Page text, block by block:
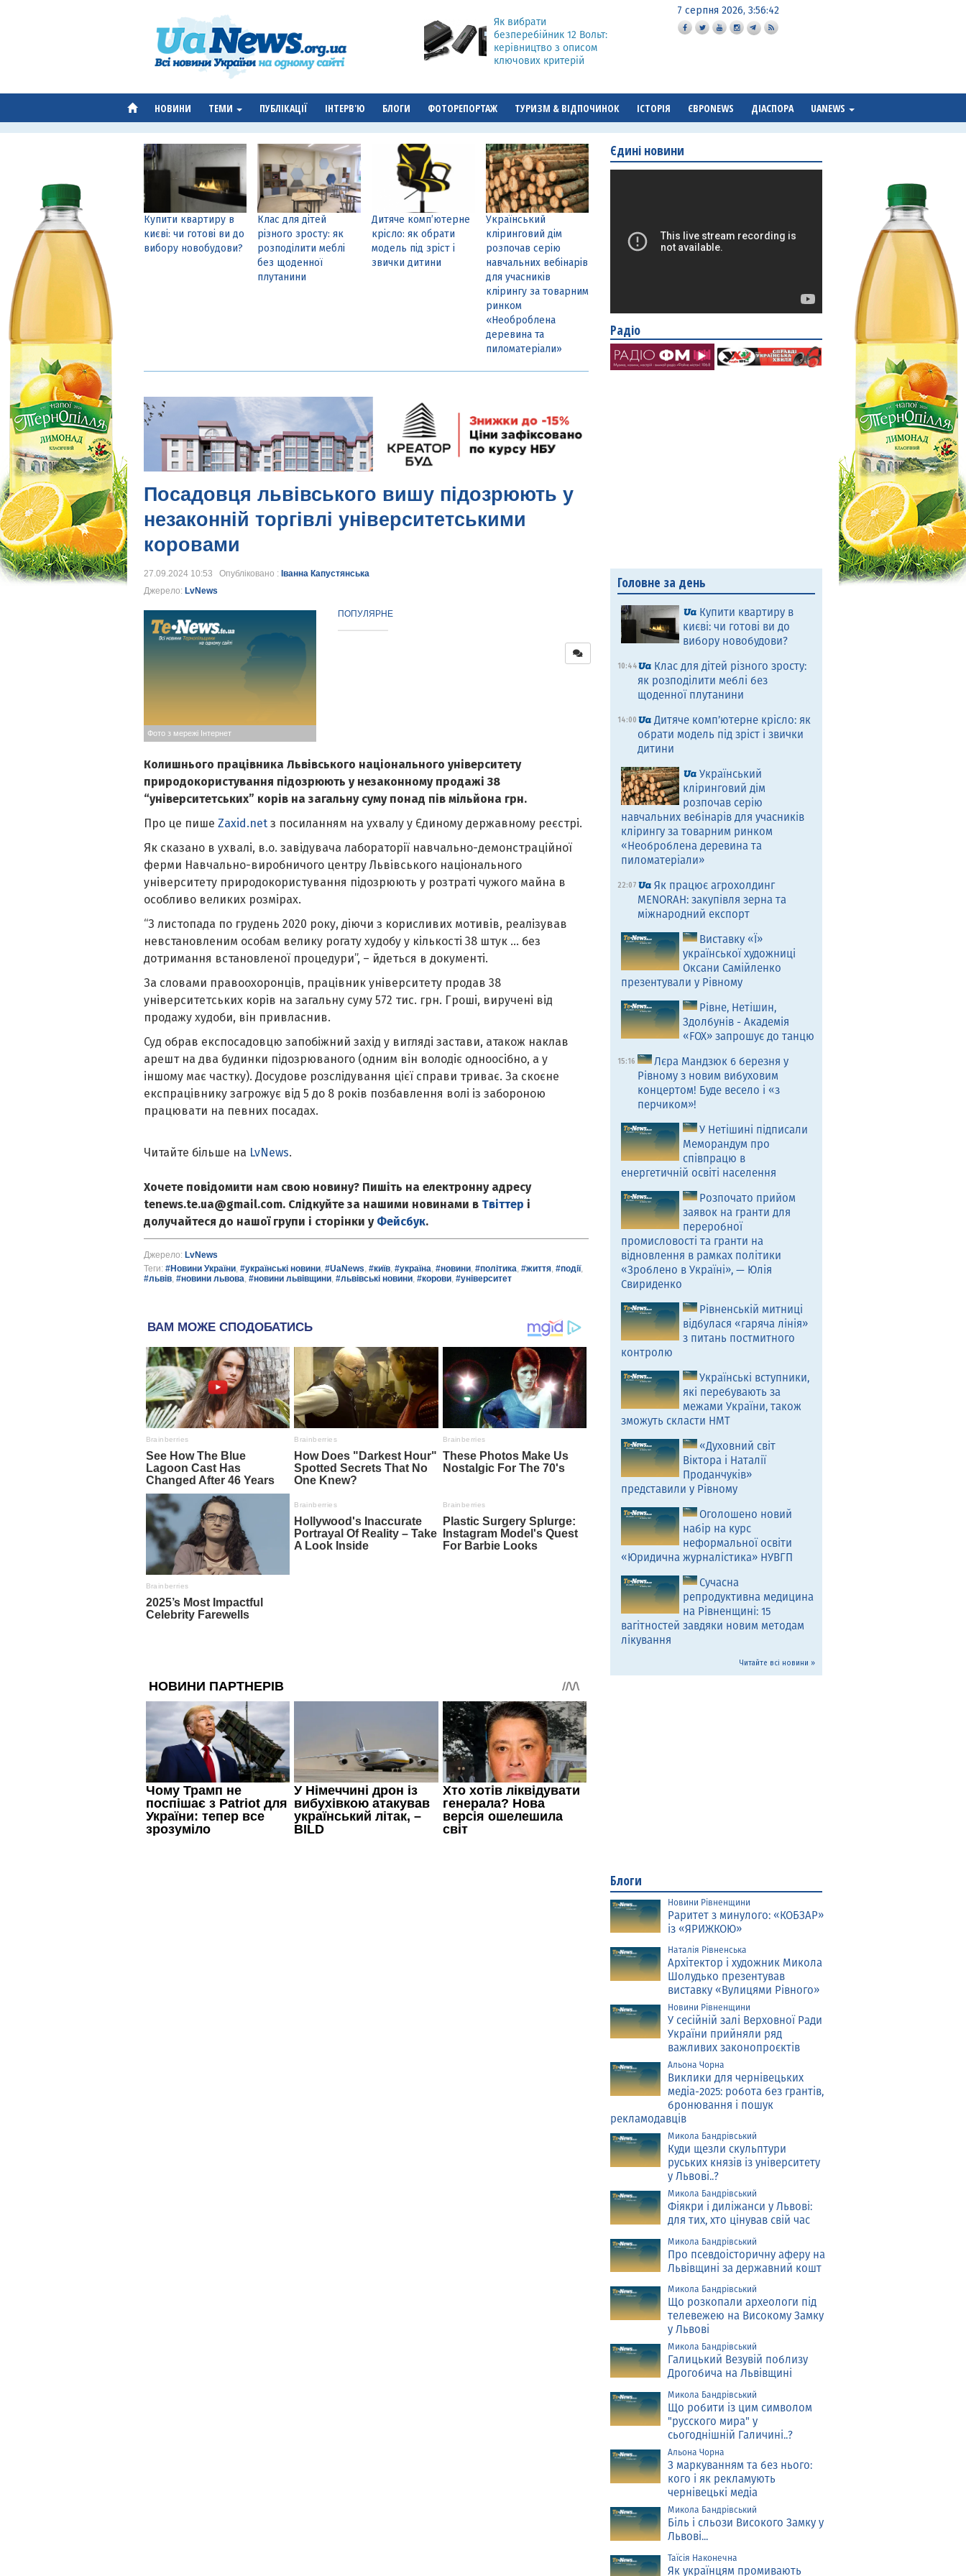
Як вибрати
безперебійник 12 Вольт:
керівництво з описом
ключових критерій
7 серпня 2026, 3:56:43
НОВИНИ ТЕМИ ПУБЛІКАЦІЇ ІНТЕРВ'Ю БЛОГИ ФОТОРЕПОРТАЖ ТУРИЗМ & ВІДПОЧИНОК ІСТОРІЯ ЄВРОNEWS ДІАСПОРА UANEWS
Купити квартиру в
києві: чи готові ви до
вибору новобудови?
Клас для дітей
різного зросту: як
розподілити меблі
без щоденної
плутанини
Дитяче комп’ютерне
крісло: як обрати
модель під зріст і
звички дитини
Український
кліринговий дім
розпочав серію
навчальних вебінарів
для учасників
клірингу за товарним
ринком
«Необроблена
деревина та
пиломатеріали»
Посадовця львівського вишу підозрюють у
незаконній торгівлі університетськими
коровами
27.09.2024 10:53 Опубліковано : Іванна Капустянська
Джерело: LvNews
Фото з мережі Інтернет
ПОПУЛЯРНЕ
Колишнього працівника Львівського національного університету
природокористування підозрюють у незаконному продажі 38
“університетських” корів на загальну суму понад пів мільйона грн.
Про це пише Zaxid.netз посиланням на ухвалу у Єдиному державному реєстрі.
Як сказано в ухвалі, в.о. завідувача лабораторії навчально-демонстраційної
ферми Навчально-виробничого центру Львівського національного
університету природокористування підозрюють у розтраті чужого майна в
особливо великих розмірах.
“З листопада по грудень 2020 року, діючи з корисливих мотивів, реалізував
невстановленим особам велику рогату худобу у кількості 38 штук … без
дотримання встановленої процедури”, – йдеться в документі.
За словами правоохоронців, працівник університету продав 38
університетських корів на загальну суму 572 тис. грн. Гроші, виручені від
продажу худоби, він привласнив.
Суд обрав експосадовцю запобіжний захід у вигляді застави, атакож наклав
арешт на два будинки підозрюваного (одним він володіє одноосібно, а у
іншому має частку). Досудове розслідування цієї справи триває. За скоєне
експрацівнику загрожує від 5 до 8 років позбавлення волі із забороною
працювати на певних посадах.
Читайте більше на LvNews.
Хочете повідомити нам свою новину? Пишіть на електронну адресу
tenews.te.ua@gmail.com. Слідкуйте за нашими новинами в Твіттер і
долучайтеся до нашої групи і сторінки у Фейсбук.
Джерело: LvNews
Теги: #Новини України, #українські новини, #UaNews, #київ, #україна, #новини, #політика, #життя, #події,
#львів, #новини львова, #новини львівщини, #львівські новини, #корови, #університет
Єдині новини
Радіо
Головне за день
Купити квартиру в
києві: чи готові ви до
вибору новобудови?
10:44
Клас для дітей різного зросту:
як розподілити меблі без
щоденної плутанини
14:00
Дитяче комп’ютерне крісло: як
обрати модель під зріст і звички
дитини
Український
кліринговий дім
розпочав серію
навчальних вебінарів для учасників
клірингу за товарним ринком
«Необроблена деревина та
пиломатеріали»
22:07
Як працює агрохолдинг
MENORAH: закупівля зерна та
міжнародний експорт
Виставку «Ї»
української художниці
Оксани Самійленко
презентували у Рівному
Рівне, Нетішин,
Здолбунів - Академія
«FOX» запрошує до танцю
15:16
Лєра Мандзюк 6 березня у
Рівному з новим вибуховим
концертом! Буде весело і «з
перчиком»!
У Нетішині підписали
Меморандум про
співпрацю в
енергетичній освіті населення
Розпочато прийом
заявок на гранти для
переробної
промисловості та гранти на
відновлення в рамках політики
«Зроблено в Україні», — Юлія
Свириденко
Рівненській митниці
відбулася «гаряча лінія»
з питань постмитного
контролю
Українські вступники,
які перебувають за
межами України, також
зможуть скласти НМТ
«Духовний світ
Віктора і Наталії
Проданчуків»
представили у Рівному
Оголошено новий
набір на курс
неформальної освіти
«Юридична журналістика» НУВГП
Сучасна
репродуктивна медицина
на Рівненщині: 15
вагітностей завдяки новим методам
лікування
Читайте всі новини »
Блоги
Новини Рівненщини
Раритет з минулого: «КОБЗАР»
із «ЯРИЖКОЮ»
Наталія Рівненська
Архітектор і художник Микола
Шолудько презентував
виставку «Вулицями Рівного»
Новини Рівненщини
У сесійній залі Верховної Ради
України прийняли ряд
важливих законопроєктів
Альона Чорна
Виклики для чернівецьких
медіа-2025: робота без грантів,
бронювання і пошук
рекламодавців
Микола Бандрівський
Куди щезли скульптури
руських князів із університету
у Львові..?
Микола Бандрівський
Фіякри і диліжанси у Львові:
для тих, хто цінував свій час
Микола Бандрівський
Про псевдоісторичну аферу на
Львівщині за державний кошт
Микола Бандрівський
Що розкопали археологи під
телевежею на Високому Замку
у Львові
Микола Бандрівський
Галицький Везувій поблизу
Дрогобича на Львівщині
Микола Бандрівський
Що робити із цим символом
"русского мира" у
сьогоднішній Галичині..?
Альона Чорна
З маркуванням та без нього:
кого і як рекламують
чернівецькі медіа
Микола Бандрівський
Біль і сльози Високого Замку у
Львові...
Таїсія Наконечна
Як українцям промивають